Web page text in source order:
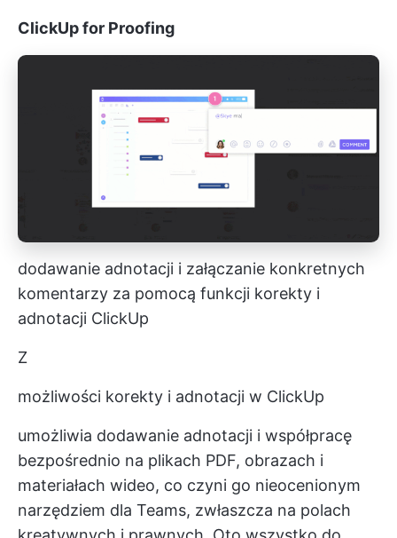
ClickUp for Proofing
dodawanie adnotacji i załączanie konkretnych
komentarzy za pomocą funkcji korekty i
adnotacji ClickUp
Z
możliwości korekty i adnotacji w ClickUp
umożliwia dodawanie adnotacji i współpracę
bezpośrednio na plikach PDF, obrazach i
materiałach wideo, co czyni go nieocenionym
narzędziem dla Teams, zwłaszcza na polach